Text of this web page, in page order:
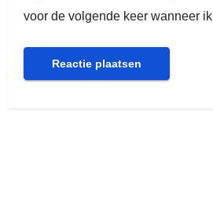
voor de volgende keer wanneer